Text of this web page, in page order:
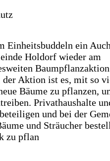
Einheitsbuddeln ein
Holdorf wieder am
Aktion ist es, mit so
Bäume zu pflanzen,
Privathaushalte
und bei der
und Sträucher
zu pflan